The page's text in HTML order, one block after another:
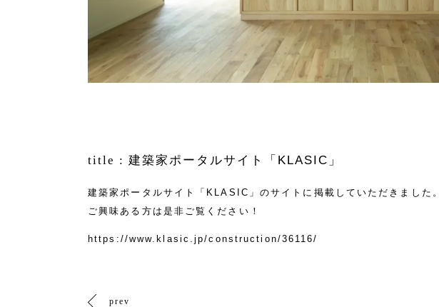
title : 建築家ポータルサイト「KLASIC」
建築家ポータルサイト「KLASIC」のサイトに掲載していただきました。
ご興味ある方は是非ご覧ください！
https://www.klasic.jp/construction/36116/
prev